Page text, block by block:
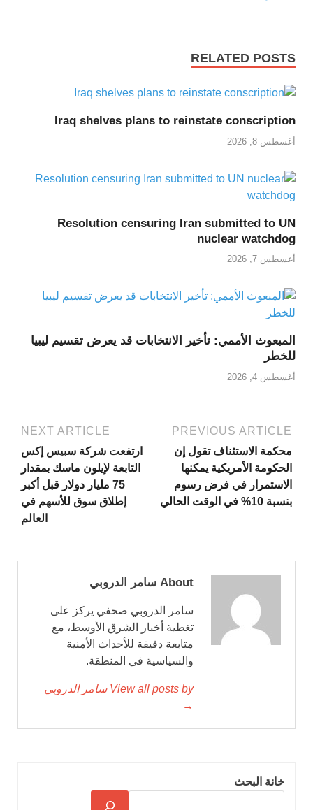
RELATED POSTS
Iraq shelves plans to reinstate conscription
أغسطس 8, 2026
Resolution censuring Iran submitted to UN
nuclear watchdog
أغسطس 7, 2026
المبعوث الأممي: تأخير الانتخابات قد يعرض تقسيم ليبيا
للخطر
أغسطس 4, 2026
PREVIOUS ARTICLE
محكمة الاستئناف تقول إن
الحكومة الأمريكية يمكنها
الاستمرار في فرض رسوم
بنسبة 10% في الوقت الحالي
NEXT ARTICLE
ارتفعت شركة سبيس إكس
التابعة لإيلون ماسك بمقدار
75 مليار دولار قبل أكبر
إطلاق سوق للأسهم في
العالم
About سامر الدروبي
سامر الدروبي صحفي يركز على
تغطية أخبار الشرق الأوسط، مع
متابعة دقيقة للأحداث الأمنية
والسياسية في المنطقة.
View all posts by سامر الدروبي
→
خانة البحث